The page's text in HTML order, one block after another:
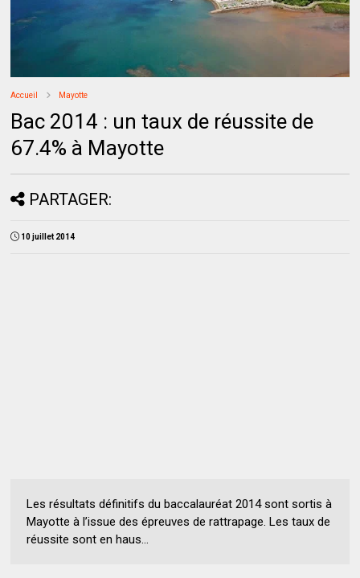
Accueil Mayotte
Bac 2014 : un taux de réussite de
67.4% à Mayotte
PARTAGER:
10 juillet 2014
Les résultats définitifs du baccalauréat 2014 sont sortis à
Mayotte à l’issue des épreuves de rattrapage. Les taux de
réussite sont en haus...